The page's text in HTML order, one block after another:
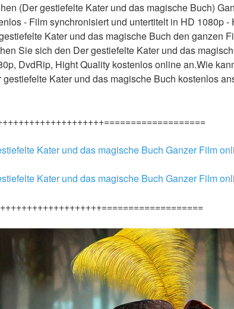
(Der gestiefelte Kater und das magische Buch)
- Film synchronisiert und untertitelt in HD 1080p -
Kater und das magische Buch den ganzen
Sie sich den Der gestiefelte Kater und das
DvdRip, Hight Quality kostenlos online an.Wie
Kater und das magische Buch kostenlos
Kater und das magische Buch Ganzer Film
Kater und das magische Buch Ganzer Film